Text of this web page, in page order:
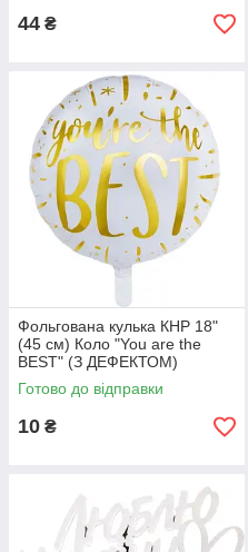
44 ₴
Фольгована кулька КНР 18"
(45 см) Коло "You are the
BEST" (З ДЕФЕКТОМ)
Готово до відправки
10 ₴